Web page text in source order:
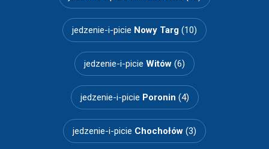
jedzenie-i-picie Nowy Targ (10)
jedzenie-i-picie Witów (6)
jedzenie-i-picie Poronin (4)
jedzenie-i-picie Chochołów (3)